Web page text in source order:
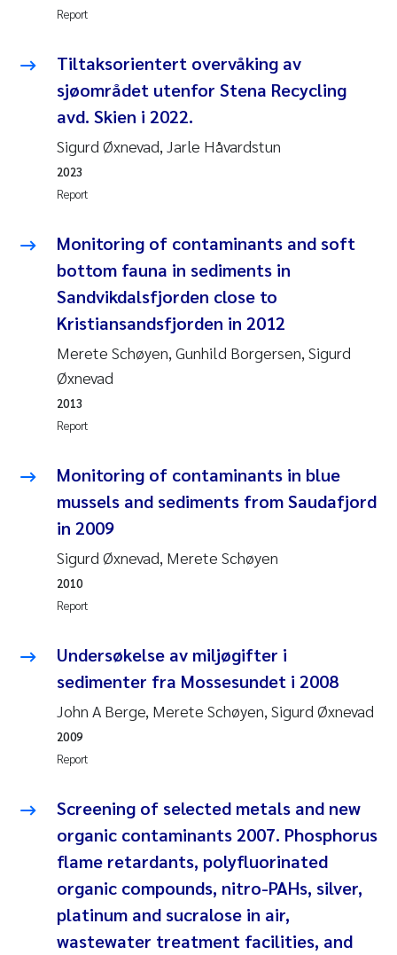
Roar Brænden
Prem Chand
Erling Aarhus Bratsberg
Susan Skogtvedt Røed
Medyan Esam Ghareeb
Froukje Maria Platjouw
Elianne Dunthorn Egge
Wenche Eikrem
Pierre Franqois Jaccard
Louise Valestrand
Maeve McGovern
Anastasia Georgantzopoulou
Sophie Mentzel
Veronica Sæther Eftevåg
Jens Vedal
Kasper Hancke
Richard Garth James Bellerby
Espen Lund
Report
Tiltaksorientert overvåking av
sjøområdet utenfor Stena Recycling
avd. Skien i 2022.
Sigurd Øxnevad, Jarle Håvardstun
Report
2023
Monitoring of contaminants and soft
bottom fauna in sediments in
Sandvikdalsfjorden close to
Kristiansandsfjorden in 2012
Merete Schøyen, Gunhild Borgersen, Sigurd
Øxnevad
Report
2013
Monitoring of contaminants in blue
mussels and sediments from Saudafjord
in 2009
Sigurd Øxnevad, Merete Schøyen
Report
2010
Undersøkelse av miljøgifter i
sedimenter fra Mossesundet i 2008
John A Berge, Merete Schøyen, Sigurd Øxnevad
Report
2009
Screening of selected metals and new
organic contaminants 2007. Phosphorus
flame retardants, polyfluorinated
organic compounds, nitro-PAHs, silver,
platinum and sucralose in air,
wastewater treatment facilities, and